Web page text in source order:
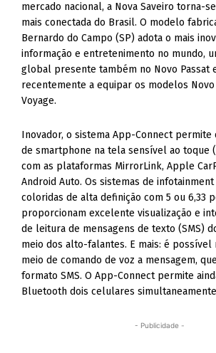
mercado nacional, a Nova Saveiro torna-
mais conectada do Brasil. O modelo
Bernardo do Campo (SP) adota o mais
informação e entretenimento no mundo,
global presente também no Novo Passat
recentemente a equipar os modelos
Voyage.
Inovador, o sistema App-Connect
de smartphone na tela sensível ao toque
com as plataformas MirrorLink, Apple
Android Auto. Os sistemas de
coloridas de alta definição com 5 ou 6,33
proporcionam excelente visualização e
de leitura de mensagens de texto (SMS)
meio dos alto-falantes. E mais: é
meio de comando de voz a mensagem,
formato SMS. O App-Connect permite
Bluetooth dois celulares
- Publicidade -